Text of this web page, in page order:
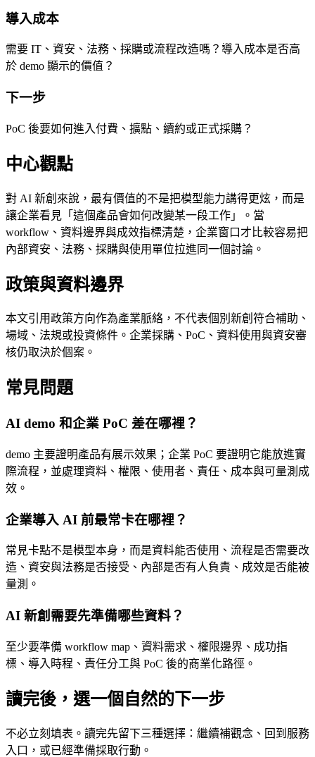
導入成本
需要 IT、資安、法務、採購或流程改造嗎？導入成本是否高
於 demo 顯示的價值？
下一步
PoC 後要如何進入付費、擴點、續約或正式採購？
中心觀點
對 AI 新創來說，最有價值的不是把模型能力講得更炫，而是
讓企業看見「這個產品會如何改變某一段工作」。當
workflow、資料邊界與成效指標清楚，企業窗口才比較容易把
內部資安、法務、採購與使用單位拉進同一個討論。
政策與資料邊界
本文引用政策方向作為產業脈絡，不代表個別新創符合補助、
場域、法規或投資條件。企業採購、PoC、資料使用與資安審
核仍取決於個案。
常見問題
AI demo 和企業 PoC 差在哪裡？
demo 主要證明產品有展示效果；企業 PoC 要證明它能放進實
際流程，並處理資料、權限、使用者、責任、成本與可量測成
效。
企業導入 AI 前最常卡在哪裡？
常見卡點不是模型本身，而是資料能否使用、流程是否需要改
造、資安與法務是否接受、內部是否有人負責、成效是否能被
量測。
AI 新創需要先準備哪些資料？
至少要準備 workflow map、資料需求、權限邊界、成功指
標、導入時程、責任分工與 PoC 後的商業化路徑。
讀完後，選一個自然的下一步
不必立刻填表。讀完先留下三種選擇：繼續補觀念、回到服務
入口，或已經準備採取行動。